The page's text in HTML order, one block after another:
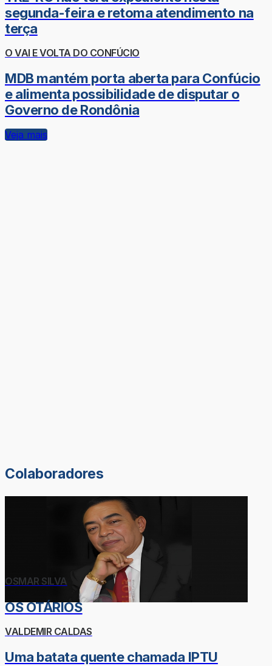
segunda-feira e retoma atendimento na
terça
O VAI E VOLTA DO CONFÚCIO
MDB mantém porta aberta para Confúcio
e alimenta possibilidade de disputar o
Governo de Rondônia
Veja mais
Colaboradores
OSMAR SILVA
OS OTÁRIOS
VALDEMIR CALDAS
Uma batata quente chamada IPTU